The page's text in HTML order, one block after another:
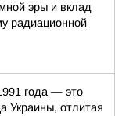
эры и вклад
радиационной
года — это
Украины, отлитая